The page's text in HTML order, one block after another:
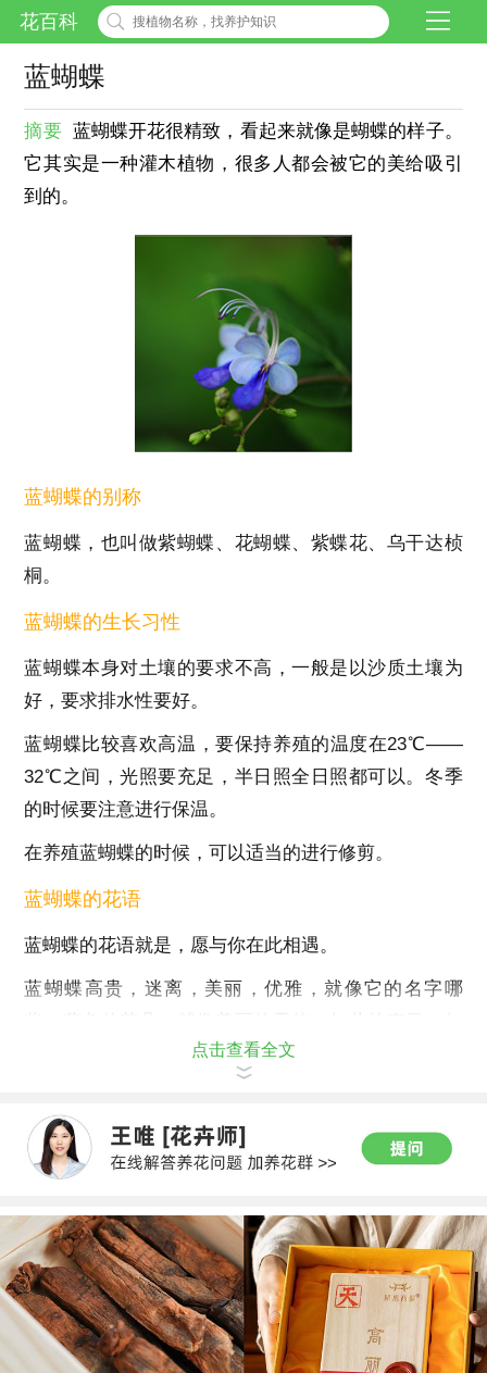
花百科
蓝蝴蝶
摘要 蓝蝴蝶开花很精致，看起来就像是蝴蝶的样子。
它其实是一种灌木植物，很多人都会被它的美给吸引
到的。
蓝蝴蝶的别称
蓝蝴蝶，也叫做紫蝴蝶、花蝴蝶、紫蝶花、乌干达桢
桐。
蓝蝴蝶的生长习性
蓝蝴蝶本身对土壤的要求不高，一般是以沙质土壤为
好，要求排水性要好。
蓝蝴蝶比较喜欢高温，要保持养殖的温度在23℃——
32℃之间，光照要充足，半日照全日照都可以。冬季
的时候要注意进行保温。
在养殖蓝蝴蝶的时候，可以适当的进行修剪。
蓝蝴蝶的花语
蓝蝴蝶的花语就是，愿与你在此相遇。
蓝蝴蝶高贵，迷离，美丽，优雅，就像它的名字哪
点击查看全文